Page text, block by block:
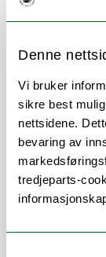
Denne
Vi bruker
sikre best
nettsidene.
bevaring av
tredjeparts-
Om
Andre
Her